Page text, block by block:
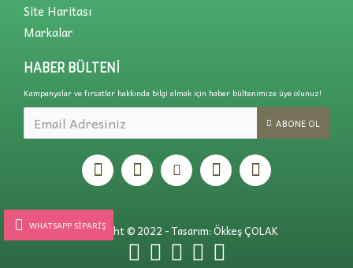
WHATSAPP SIPARIŞ
Site Haritası
Markalar
HABER BÜLTENI
Kampanyalar ve fırsatlar hakkında bilgi almak için haber bültenimize üye olunuz!
ABONE OL
Copyright © 2022 - Tasarım: Ökkeş ÇOLAK